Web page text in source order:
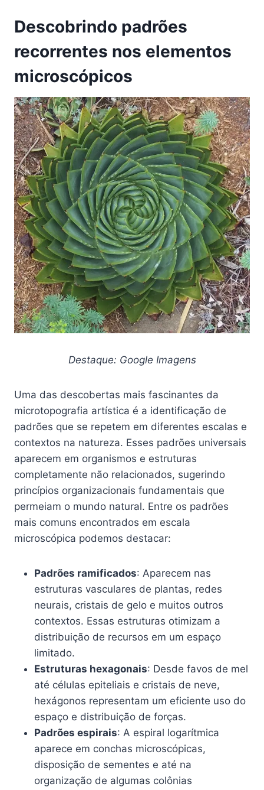
Descobrindo padrões
recorrentes nos elementos
microscópicos
Destaque: Google Imagens
Uma das descobertas mais fascinantes da
microtopografia artística é a identificação de
padrões que se repetem em diferentes escalas e
contextos na natureza. Esses padrões universais
aparecem em organismos e estruturas
completamente não relacionados, sugerindo
princípios organizacionais fundamentais que
permeiam o mundo natural. Entre os padrões
mais comuns encontrados em escala
microscópica podemos destacar:
Padrões ramificados: Aparecem nas
estruturas vasculares de plantas, redes
neurais, cristais de gelo e muitos outros
contextos. Essas estruturas otimizam a
distribuição de recursos em um espaço
limitado.
Estruturas hexagonais: Desde favos de mel
até células epiteliais e cristais de neve,
hexágonos representam um eficiente uso do
espaço e distribuição de forças.
Padrões espirais: A espiral logarítmica
aparece em conchas microscópicas,
disposição de sementes e até na
organização de algumas colônias